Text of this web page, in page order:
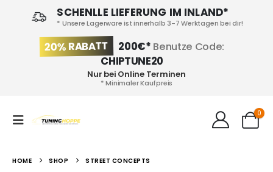
SCHENLLE LIEFERUNG IM INLAND*
* Unsere Lagerware ist innerhalb 3-7 Werktagen bei dir!
20% RABATT 200€* Benutze Code:
CHIPTUNE20
Nur bei Online Terminen
* Minimaler Kaufpreis
0
HOME SHOP STREET CONCEPTS